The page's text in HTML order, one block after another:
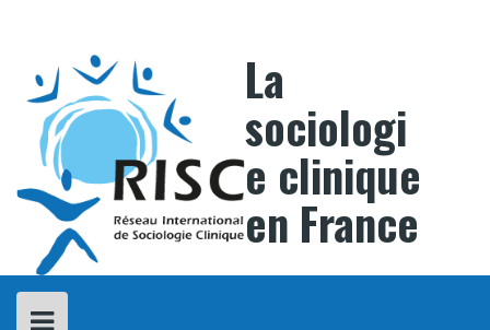
La
sociologi
e clinique
en France